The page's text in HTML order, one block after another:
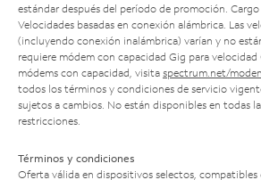
estándar después del período de promoción.
Velocidades basadas en conexión alámbrica. Las
(incluyendo conexión inalámbrica) varían y no
requiere módem con capacidad Gig para velocidad
módems con capacidad, visita spectrum.net/
todos los términos y condiciones de servicio
sujetos a cambios. No están disponibles en todas
restricciones.
Términos y condiciones
Oferta válida en dispositivos selectos, compatibles